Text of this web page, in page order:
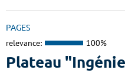
PAGES
relevance: 100%
Plateau